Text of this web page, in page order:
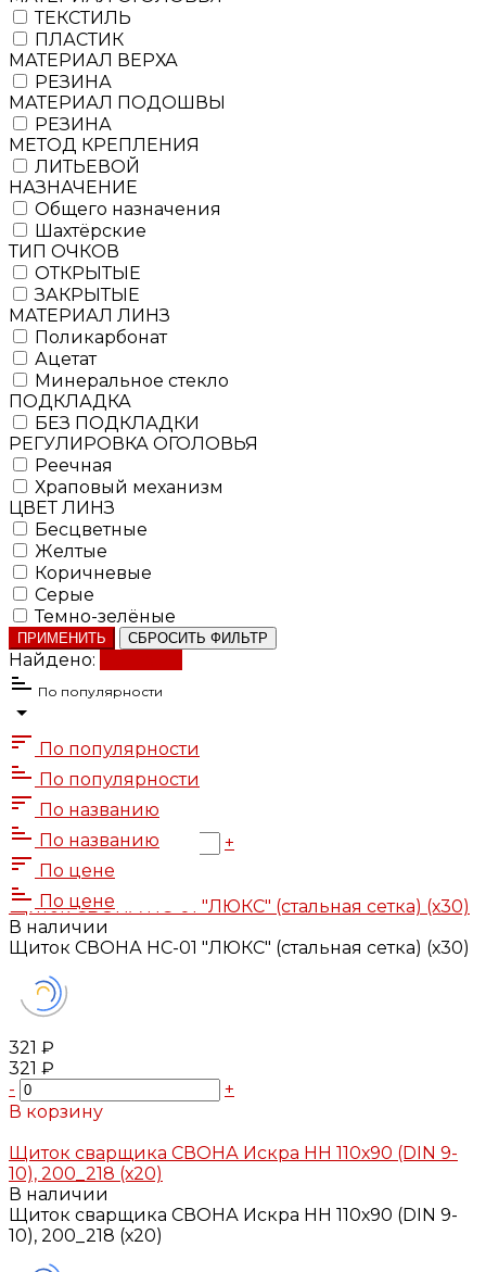
ТЕКСТИЛЬ
ПЛАСТИК
МАТЕРИАЛ ВЕРХА
РЕЗИНА
МАТЕРИАЛ ПОДОШВЫ
РЕЗИНА
МЕТОД КРЕПЛЕНИЯ
ЛИТЬЕВОЙ
НАЗНАЧЕНИЕ
Общего назначения
Шахтёрские
ТИП ОЧКОВ
ОТКРЫТЫЕ
ЗАКРЫТЫЕ
МАТЕРИАЛ ЛИНЗ
Поликарбонат
Ацетат
Минеральное стекло
ПОДКЛАДКА
БЕЗ ПОДКЛАДКИ
РЕГУЛИРОВКА ОГОЛОВЬЯ
Реечная
Храповый механизм
ЦВЕТ ЛИНЗ
Бесцветные
Желтые
Коричневые
Серые
Темно-зелёные
ПРИМЕНИТЬ СБРОСИТЬ ФИЛЬТР
Найдено:
По популярности
По популярности
По популярности
По названию
По названию
По цене
По цене
495.5 ₽
495.5 ₽
-
+
В корзину
Добавлено
Щиток СВОНА НС-01 "ЛЮКС" (стальная сетка) (х30)
В наличии
Щиток СВОНА НС-01 "ЛЮКС" (стальная сетка) (х30)
321 ₽
321 ₽
-
+
В корзину
Щиток сварщика СВОНА Искра НН 110х90 (DIN 9-
10), 200_218 (х20)
В наличии
Щиток сварщика СВОНА Искра НН 110х90 (DIN 9-
10), 200_218 (х20)